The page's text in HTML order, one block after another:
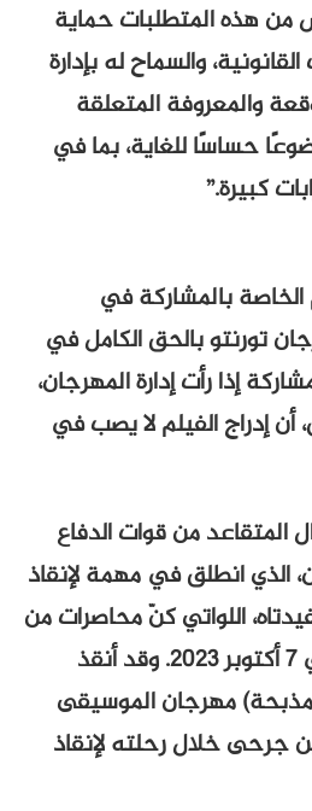
من هذه المتطلبات حماية
والسماح له بإدارة
والمعروفة المتعلقة
حساسًا للغاية، بما في
كبيرة.”
الخاصة بالمشاركة في
تورنتو بالحق الكامل في
إذا رأت إدارة المهرجان،
أن إدراج الفيلم لا يصب في
المتقاعد من قوات الدفاع
الذي انطلق في مهمة لإنقاذ
اللواتي كنّ محاصرات من
قبل مقاتلي حماس في 7 أكتوبر 2023. وقد أنقذ
مهرجان الموسيقى
جرحى خلال رحلته لإنقاذ